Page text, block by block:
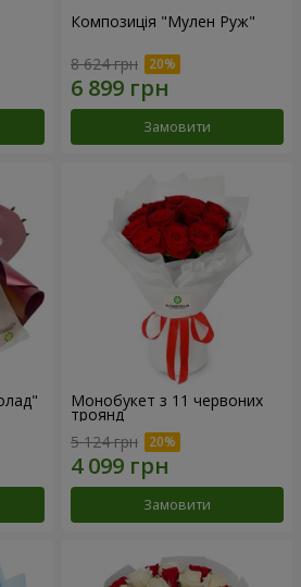
Композиція "Мулен Руж"
8 624 грн
Замовити
Монобукет з 11 червоних
троянд
5 124 грн
Замовити